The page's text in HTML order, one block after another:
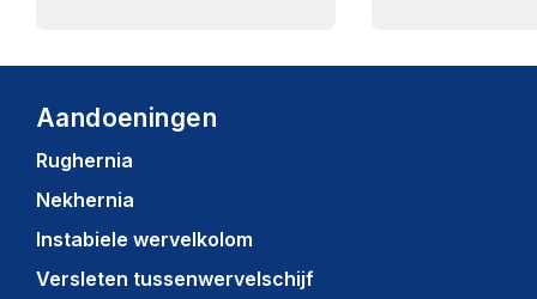
Aandoeningen
Rughernia
Nekhernia
Instabiele wervelkolom
Versleten tussenwervelschijf